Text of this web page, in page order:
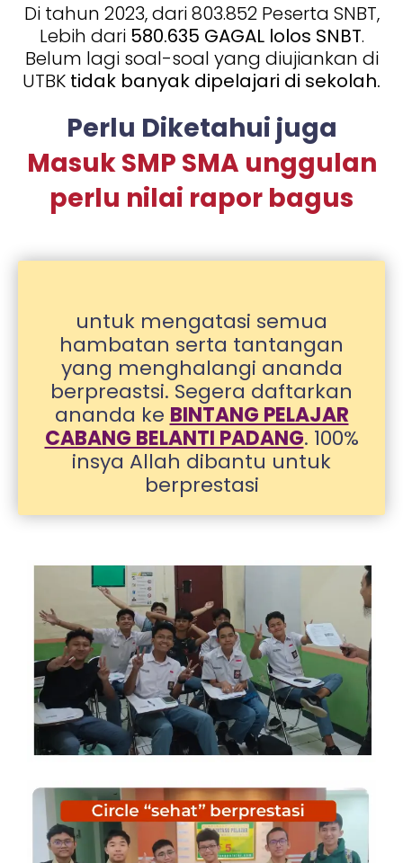
Di tahun 2023, dari 803.852 Peserta SNBT,
Lebih dari 580.635 GAGAL lolos SNBT.
Belum lagi soal-soal yang diujiankan di
UTBK tidak banyak dipelajari di sekolah.
Perlu Diketahui juga
Masuk SMP SMA unggulan
perlu nilai rapor bagus
untuk mengatasi semua
hambatan serta tantangan
yang menghalangi ananda
berpreastsi. Segera daftarkan
ananda ke BINTANG PELAJAR
CABANG BELANTI PADANG. 100%
insya Allah dibantu untuk
berprestasi